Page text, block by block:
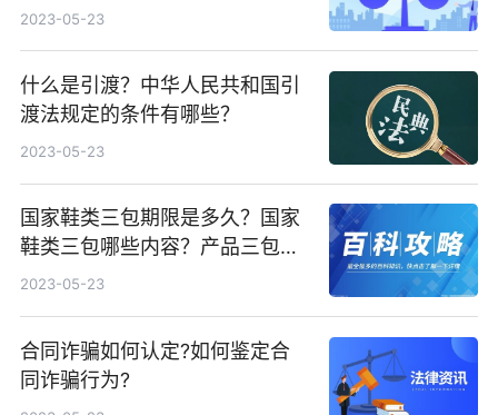
2023-05-23
什么是引渡？中华人民共和国引
渡法规定的条件有哪些？
2023-05-23
国家鞋类三包期限是多久？国家
鞋类三包哪些内容？产品三包期
限是多少天？
2023-05-23
合同诈骗如何认定?如何鉴定合
同诈骗行为?